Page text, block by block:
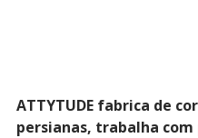
ATTYTUDE fabrica de
persianas, trabalha